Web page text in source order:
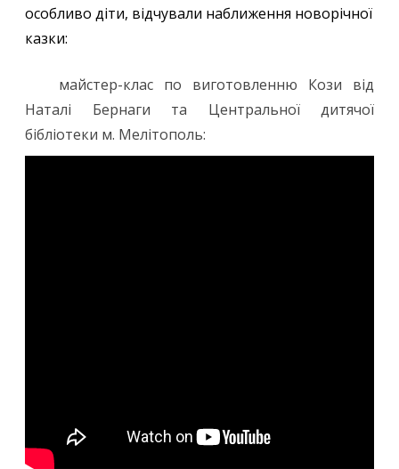
особливо діти, відчували наближення новорічної
казки:
майстер-клас по виготовленню Кози від
Наталі Бернаги та Центральної дитячої
бібліотеки м. Мелітополь: